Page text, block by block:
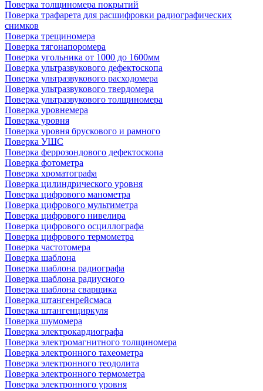
Поверка толщиномера покрытий
Поверка трафарета для расшифровки радиографических
снимков
Поверка трещиномера
Поверка тягонапоромера
Поверка угольника от 1000 до 1600мм
Поверка ультразвукового дефектоскопа
Поверка ультразвукового расходомера
Поверка ультразвукового твердомера
Поверка ультразвукового толщиномера
Поверка уровнемера
Поверка уровня
Поверка уровня брускового и рамного
Поверка УШС
Поверка феррозондового дефектоскопа
Поверка фотометра
Поверка хроматографа
Поверка цилиндрического уровня
Поверка цифрового манометра
Поверка цифрового мультиметра
Поверка цифрового нивелира
Поверка цифрового осциллографа
Поверка цифрового термометра
Поверка частотомера
Поверка шаблона
Поверка шаблона радиографа
Поверка шаблона радиусного
Поверка шаблона сварщика
Поверка штангенрейсмаса
Поверка штангенциркуля
Поверка шумомера
Поверка электрокардиографа
Поверка электромагнитного толщиномера
Поверка электронного тахеометра
Поверка электронного теодолита
Поверка электронного термометра
Поверка электронного уровня